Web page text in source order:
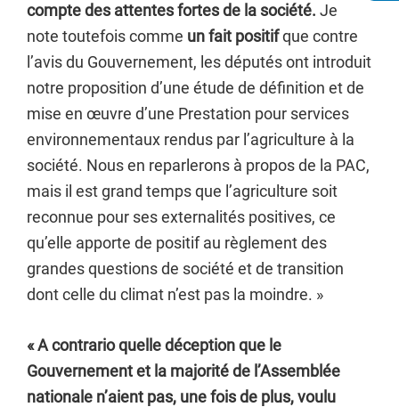
compte des attentes fortes de la société. Je
note toutefois comme un fait positifque contre
l’avis du Gouvernement, les députés ont introduit
notre proposition d’une étude de définition et de
mise en œuvre d’une Prestation pour services
environnementaux rendus par l’agriculture à la
société. Nous en reparlerons à propos de la PAC,
mais il est grand temps que l’agriculture soit
reconnue pour ses externalités positives, ce
qu’elle apporte de positif au règlement des
grandes questions de société et de transition
dont celle du climat n’est pas la moindre. »
« A contrario quelle déception que le
Gouvernement et la majorité de l’Assemblée
nationale n’aient pas, une fois de plus, voulu